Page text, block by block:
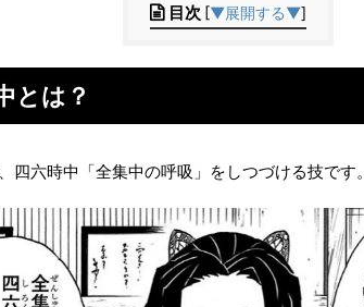
目次 [▼展開する▼]
とは？
四六時中「全集中の呼吸」をしつづける技です。